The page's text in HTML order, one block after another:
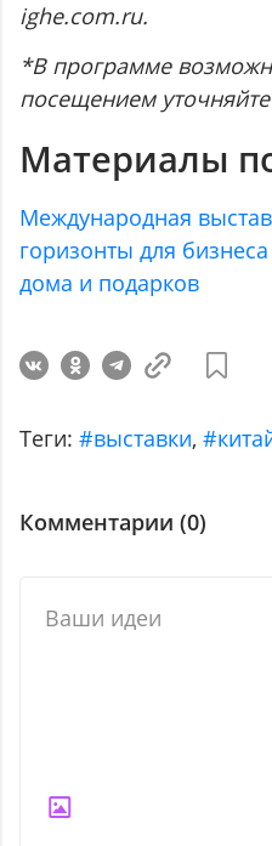
ighe.com.ru.
*В программе
посещением
Материалы
Международная
горизонты для
дома и подарков
Теги: #выставки,
Комментарии (0)